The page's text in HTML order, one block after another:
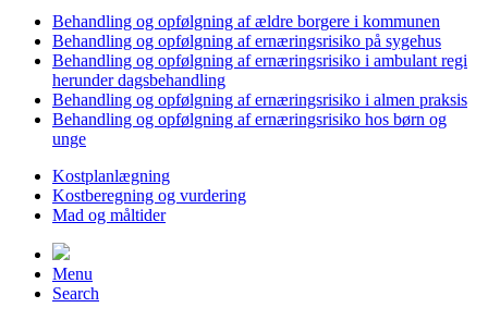
Behandling og opfølgning af ældre borgere i kommunen
Behandling og opfølgning af ernæringsrisiko på sygehus
Behandling og opfølgning af ernæringsrisiko i ambulant regi
herunder dagsbehandling
Behandling og opfølgning af ernæringsrisiko i almen praksis
Behandling og opfølgning af ernæringsrisiko hos børn og
unge
Kostplanlægning
Kostberegning og vurdering
Mad og måltider
Menu
Search